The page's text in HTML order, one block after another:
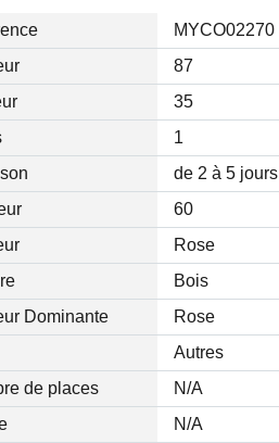
MYCO02270
87
35
1
de 2 à 5 jours
60
Rose
Bois
Dominante
Rose
Autres
de places
N/A
N/A